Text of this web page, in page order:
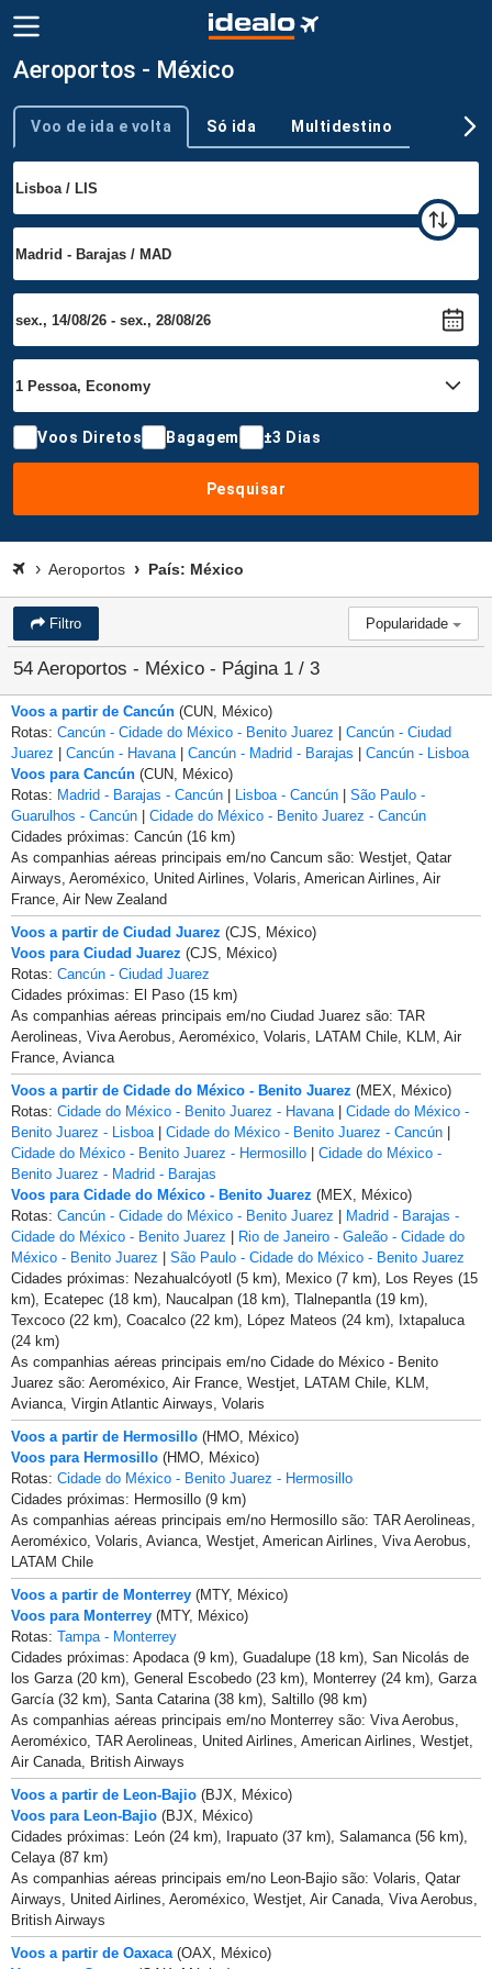
Aeroportos - México
Tipo de viagem
Voo de ida e volta Só ida Multidestino
Voos Diretos Bagagem ±3 Dias
Pesquisar
Aeroportos País: México
Filtro Popularidade
54 Aeroportos - México - Página 1 / 3
Voos a partir de Cancún (CUN, México)
Rotas: Cancún - Cidade do México - Benito Juarez | Cancún - Ciudad
Juarez | Cancún - Havana | Cancún - Madrid - Barajas | Cancún - Lisboa
Voos para Cancún (CUN, México)
Rotas: Madrid - Barajas - Cancún | Lisboa - Cancún | São Paulo -
Guarulhos - Cancún | Cidade do México - Benito Juarez - Cancún
Cidades próximas: Cancún (16 km)
As companhias aéreas principais em/no Cancum são: Westjet, Qatar
Airways, Aeroméxico, United Airlines, Volaris, American Airlines, Air
France, Air New Zealand
Voos a partir de Ciudad Juarez (CJS, México)
Voos para Ciudad Juarez (CJS, México)
Rotas: Cancún - Ciudad Juarez
Cidades próximas: El Paso (15 km)
As companhias aéreas principais em/no Ciudad Juarez são: TAR
Aerolineas, Viva Aerobus, Aeroméxico, Volaris, LATAM Chile, KLM, Air
France, Avianca
Voos a partir de Cidade do México - Benito Juarez (MEX, México)
Rotas: Cidade do México - Benito Juarez - Havana | Cidade do México -
Benito Juarez - Lisboa | Cidade do México - Benito Juarez - Cancún |
Cidade do México - Benito Juarez - Hermosillo | Cidade do México -
Benito Juarez - Madrid - Barajas
Voos para Cidade do México - Benito Juarez (MEX, México)
Rotas: Cancún - Cidade do México - Benito Juarez | Madrid - Barajas -
Cidade do México - Benito Juarez | Rio de Janeiro - Galeão - Cidade do
México - Benito Juarez | São Paulo - Cidade do México - Benito Juarez
Cidades próximas: Nezahualcóyotl (5 km), Mexico (7 km), Los Reyes (15
km), Ecatepec (18 km), Naucalpan (18 km), Tlalnepantla (19 km),
Texcoco (22 km), Coacalco (22 km), López Mateos (24 km), Ixtapaluca
(24 km)
As companhias aéreas principais em/no Cidade do México - Benito
Juarez são: Aeroméxico, Air France, Westjet, LATAM Chile, KLM,
Avianca, Virgin Atlantic Airways, Volaris
Voos a partir de Hermosillo (HMO, México)
Voos para Hermosillo (HMO, México)
Rotas: Cidade do México - Benito Juarez - Hermosillo
Cidades próximas: Hermosillo (9 km)
As companhias aéreas principais em/no Hermosillo são: TAR Aerolineas,
Aeroméxico, Volaris, Avianca, Westjet, American Airlines, Viva Aerobus,
LATAM Chile
Voos a partir de Monterrey (MTY, México)
Voos para Monterrey (MTY, México)
Rotas: Tampa - Monterrey
Cidades próximas: Apodaca (9 km), Guadalupe (18 km), San Nicolás de
los Garza (20 km), General Escobedo (23 km), Monterrey (24 km), Garza
García (32 km), Santa Catarina (38 km), Saltillo (98 km)
As companhias aéreas principais em/no Monterrey são: Viva Aerobus,
Aeroméxico, TAR Aerolineas, United Airlines, American Airlines, Westjet,
Air Canada, British Airways
Voos a partir de Leon-Bajio (BJX, México)
Voos para Leon-Bajio (BJX, México)
Cidades próximas: León (24 km), Irapuato (37 km), Salamanca (56 km),
Celaya (87 km)
As companhias aéreas principais em/no Leon-Bajio são: Volaris, Qatar
Airways, United Airlines, Aeroméxico, Westjet, Air Canada, Viva Aerobus,
British Airways
Voos a partir de Oaxaca (OAX, México)